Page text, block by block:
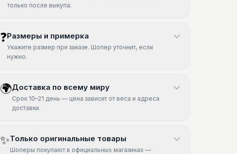
только после выкупа.
❓Размеры и примерка
Укажите размер при заказе. Шопер уточнит, если
нужно.
🌍Доставка по всему миру
Срок 10–21 день — цена зависит от веса и адреса
доставки.
✨Только оригинальные товары
Шоперы покупают в официальных магазинах —